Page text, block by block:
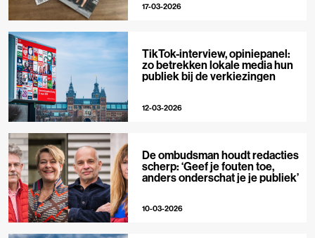
17-03-2026
TikTok-interview, opiniepanel:
zo betrekken lokale media hun
publiek bij de verkiezingen
12-03-2026
De ombudsman houdt redacties
scherp: ‘Geef je fouten toe,
anders onderschat je je publiek’
10-03-2026